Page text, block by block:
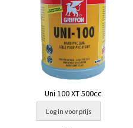
Uni 100 XT 500cc
Log in voor prijs